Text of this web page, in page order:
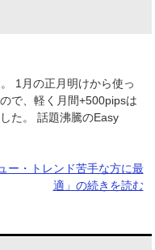
1月の正月明けから使っ
で、軽く月間+500pipsは
た。 話題沸騰のEasy
ー・トレンド苦手な方に最
適」の続きを読む